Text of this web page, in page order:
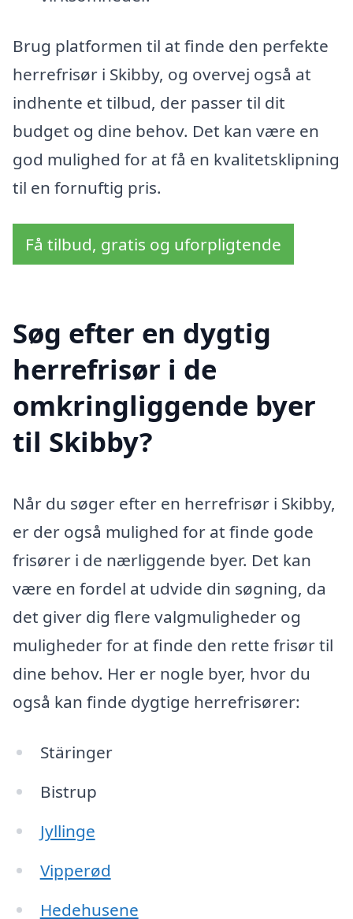
Brug platformen til at finde den perfekte
herrefrisør i Skibby, og overvej også at
indhente et tilbud, der passer til dit
budget og dine behov. Det kan være en
god mulighed for at få en kvalitetsklipning
til en fornuftig pris.
Få tilbud, gratis og uforpligtende
Søg efter en dygtig
herrefrisør i de
omkringliggende byer
til Skibby?
Når du søger efter en herrefrisør i Skibby,
er der også mulighed for at finde gode
frisører i de nærliggende byer. Det kan
være en fordel at udvide din søgning, da
det giver dig flere valgmuligheder og
muligheder for at finde den rette frisør til
dine behov. Her er nogle byer, hvor du
også kan finde dygtige herrefrisører:
Stäringer
Bistrup
Jyllinge
Vipperød
Hedehusene